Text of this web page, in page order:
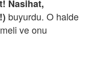
Nasihat,
buyurdu. O halde
ve onu